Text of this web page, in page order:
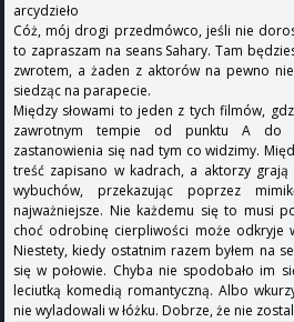
arcydzieło
Cóż, mój drogi przedmówco, jeśli nie
to zapraszam na seans Sahary. Tam
zwrotem, a żaden z aktorów na pewno
siedząc na parapecie.
Między słowami to jeden z tych filmów,
zawrotnym tempie od punktu A do
zastanowienia się nad tym co widzimy.
treść zapisano w kadrach, a aktorzy grają
wybuchów, przekazując poprzez
najważniejsze. Nie każdemu się to musi
choć odrobinę cierpliwości może odkryje
Niestety, kiedy ostatnim razem byłem na
się w połowie. Chyba nie spodobało im
leciutką komedią romantyczną. Albo
nie wyladowali w łóżku. Dobrze, że nie